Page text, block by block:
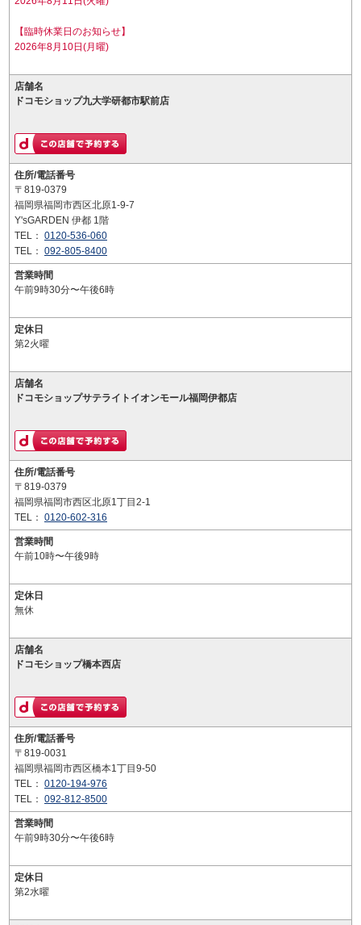
【臨時休業日のお知らせ】
2026年8月10日(月曜)
店舗名
ドコモショップ九大学研都市駅前店
住所/電話番号
〒819-0379
福岡県福岡市西区北原1-9-7
Y'sGARDEN 伊都 1階
TEL： 0120-536-060
TEL： 092-805-8400
営業時間
午前9時30分〜午後6時
定休日
第2火曜
店舗名
ドコモショップサテライトイオンモール福岡伊都店
住所/電話番号
〒819-0379
福岡県福岡市西区北原1丁目2-1
TEL： 0120-602-316
営業時間
午前10時〜午後9時
定休日
無休
店舗名
ドコモショップ橋本西店
住所/電話番号
〒819-0031
福岡県福岡市西区橋本1丁目9-50
TEL： 0120-194-976
TEL： 092-812-8500
営業時間
午前9時30分〜午後6時
定休日
第2水曜